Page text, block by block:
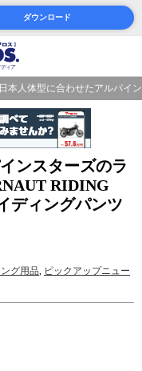
ダウンロード
日本人体型に合わせたアルパイ
ンスターズのラ
RIDING
ディングパンツ
グ用品, ピックアップニュー